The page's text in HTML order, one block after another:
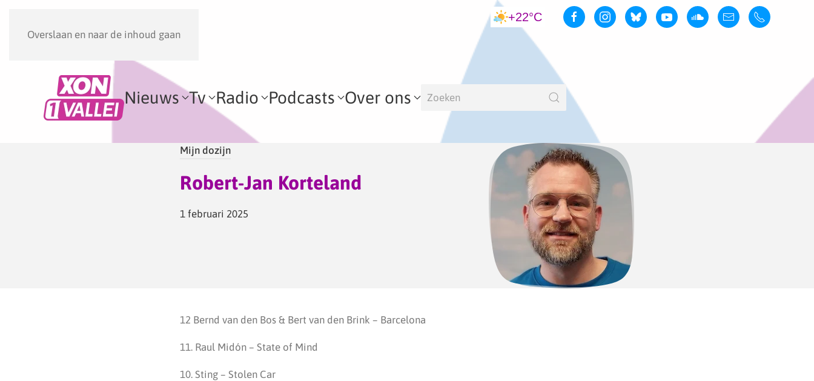
Overslaan en naar de inhoud gaan
+22°C
Nieuws Tv Radio Podcasts Over ons
Mijn dozijn
Robert-Jan Korteland
1 februari 2025
12 Bernd van den Bos & Bert van den Brink – Barcelona
11. Raul Midón – State of Mind
10. Sting – Stolen Car